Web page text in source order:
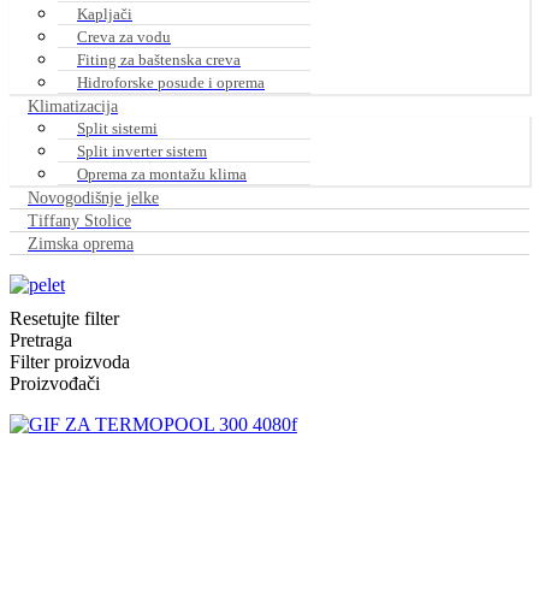
Kapljači
Creva za vodu
Fiting za baštenska creva
Hidroforske posude i oprema
Klimatizacija
Split sistemi
Split inverter sistem
Oprema za montažu klima
Novogodišnje jelke
Tiffany Stolice
Zimska oprema
Resetujte filter
Pretraga
Filter proizvoda
Proizvođači